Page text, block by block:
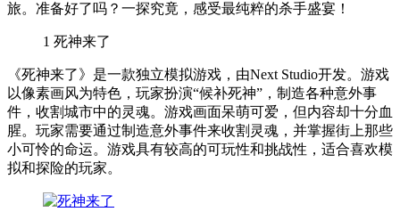
旅。准备好了吗？一探究竟，感受最纯粹的杀手盛宴！
1 死神来了
《死神来了》是一款独立模拟游戏，由Next Studio开发。游戏
以像素画风为特色，玩家扮演“候补死神”，制造各种意外事
件，收割城市中的灵魂。游戏画面呆萌可爱，但内容却十分血
腥。玩家需要通过制造意外事件来收割灵魂，并掌握街上那些
小可怜的命运。游戏具有较高的可玩性和挑战性，适合喜欢模
拟和探险的玩家。